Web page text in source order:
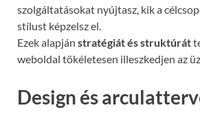
szolgáltatásokat nyújtasz, kik a
stílust képzelsz el.
Ezek alapján stratégiát és struktúrát
weboldal tökéletesen illeszkedjen az
Design és